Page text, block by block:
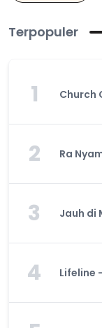
Terpopuler
1 Church
2 Ra
3 Jauh di
4 Lifeline